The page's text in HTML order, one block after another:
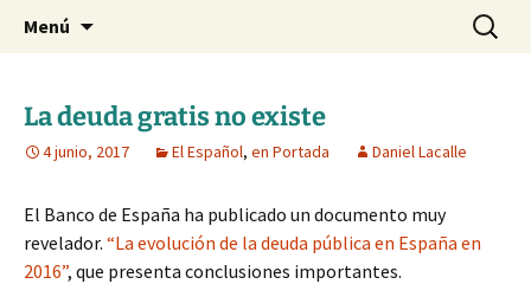
dlacalle.com
Blog de Daniel Lacalle
Menú Buscar:
La deuda gratis no existe
4 junio, 2017 El Español, en Portada Daniel Lacalle
El Banco de España ha publicado un documento muy
revelador. “La evolución de la deuda pública en España en
2016”, que presenta conclusiones importantes.